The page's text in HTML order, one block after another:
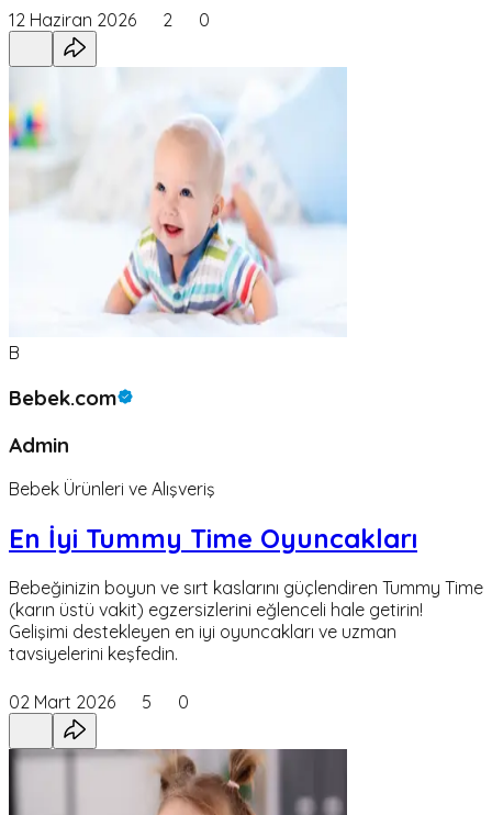
12 Haziran 2026 2 0
B
Bebek.com
Admin
Bebek Ürünleri ve Alışveriş
En İyi Tummy Time Oyuncakları
Bebeğinizin boyun ve sırt kaslarını güçlendiren Tummy Time
(karın üstü vakit) egzersizlerini eğlenceli hale getirin!
Gelişimi destekleyen en iyi oyuncakları ve uzman
tavsiyelerini keşfedin.
02 Mart 2026 5 0